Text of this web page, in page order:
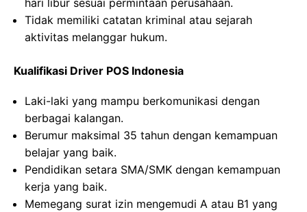
hari libur sesuai permintaan perusahaan.
Tidak memiliki catatan kriminal atau sejarah
aktivitas melanggar hukum.
Kualifikasi Driver POS Indonesia
Laki-laki yang mampu berkomunikasi dengan
berbagai kalangan.
Berumur maksimal 35 tahun dengan kemampuan
belajar yang baik.
Pendidikan setara SMA/SMK dengan kemampuan
kerja yang baik.
Memegang surat izin mengemudi A atau B1 yang